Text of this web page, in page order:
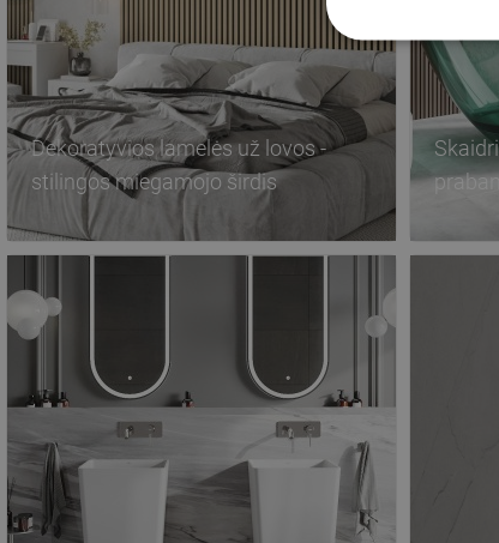
Dekoratyvios lamelės už lovos -
stilingos miegamojo širdis